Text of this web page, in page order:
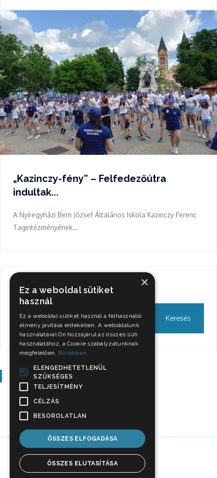
„Kazinczy-fény” – Felfedezőútra
indultak...
A Nyíregyházi Bem József Általános Iskola Kazinczy Ferenc
Tagintézményének...
Keresés
Szavazás
×
Ez a weboldal sütiket
használ
Ez a weboldal sütiket használ a felhasználói
élmény javítása érdekében. A weboldalunk
használatával Ön hozzájárul az összes süti
használatához, a Cookie szabályzatunknak
megfelelően. Bővebben
ELENGEDHETETLENÜL
SZÜKSÉGES
TELJESÍTMÉNY
CÉLZÁS
BESOROLATLAN
ÖSSZES ELFOGADÁSA
ÖSSZES ELUTASÍTÁSA